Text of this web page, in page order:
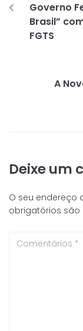
Governo
Brasil”
FGTS
A
Deixe um
O seu endereço
obrigatórios